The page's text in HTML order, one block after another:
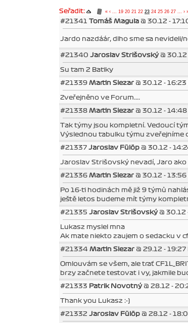
Seřadit: « ‹ ... 19 20 21 22 23 24 25 26 27 ... ›
#21341 Tomáš Magula @ 30.12 -
Jardo nazdáár, dlho sme sa nevideli/
#21340 Jaroslav Strišovský@ 30.12
Su tam 2 Batiky
#21339 Martin Slezar @ 30.12 - 16:23
Zveřejněno ve Forum....
#21338 Martin Slezar @ 30.12 - 14:48
Tak týmy jsou kompletní. Vedoucí
Výslednou tabulku týmu zveřejníme
#21337 Jaroslav Fülöp @ 30.12 -
Jaroslav Strišovský nevadí, Jaro ako
#21336 Martin Slezar @ 30.12 - 13:56
Po 16-ti hodinách mě již 9 týmů
ještě letos budeme mít týmy
#21335 Jaroslav Strišovský@ 30.12
Lukasz myslel mna
Ak mate niekto zaujem o sedacku v
#21334 Martin Slezar @ 29.12 - 19:27
Omlouvám se všem, ale trať
brzy začnete testovat i vy, jakmile
#21333 Patrik Novotný@ 28.12 -
Thank you Lukasz :-)
#21332 Jaroslav Fülöp @ 28.12 -